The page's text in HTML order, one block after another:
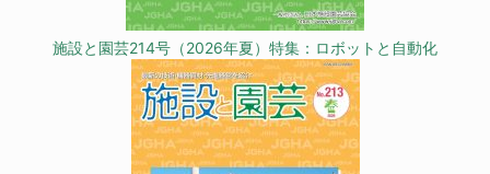
施設と園芸214号（2026年夏）特集：ロボットと自動化